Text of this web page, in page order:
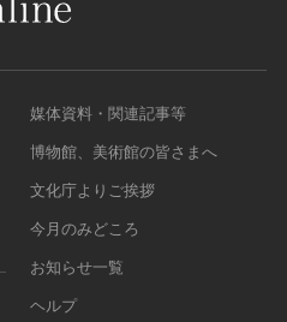
媒体資料・関連記事等
博物館、美術館の皆さまへ
文化庁よりご挨拶
今月のみどころ
お知らせ一覧
ヘルプ